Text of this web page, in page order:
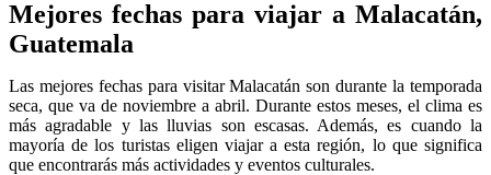
Mejores fechas para viajar a Malacatán,
Guatemala
Las mejores fechas para visitar Malacatán son durante la temporada
seca, que va de noviembre a abril. Durante estos meses, el clima es
más agradable y las lluvias son escasas. Además, es cuando la
mayoría de los turistas eligen viajar a esta región, lo que significa
que encontrarás más actividades y eventos culturales.